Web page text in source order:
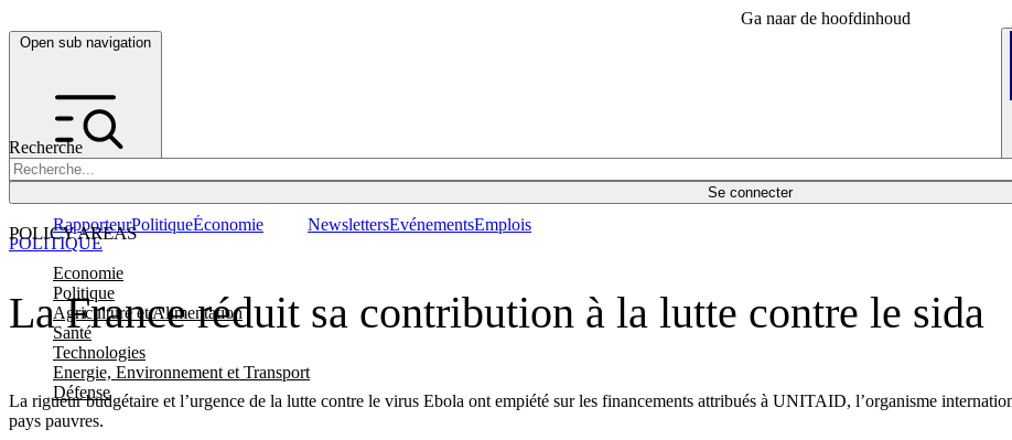
Ga naar de hoofdinhoud
Open sub navigation
Recherche
Se connecter
POLICY AREAS
Economie
Politique
Agriculture et Alimentation
Santé
Technologies
Energie, Environnement et Transport
Défense
RapporteurPolitiqueÉconomie NewslettersEvénementsEmplois
La France réduit sa contribution à la lutte contre le sida
La rigueur budgétaire et l’urgence de la lutte contre le virus Ebola ont empiété sur les financements attribués à UNITAID, l’organisme
pays pauvres.
POLITIQUE